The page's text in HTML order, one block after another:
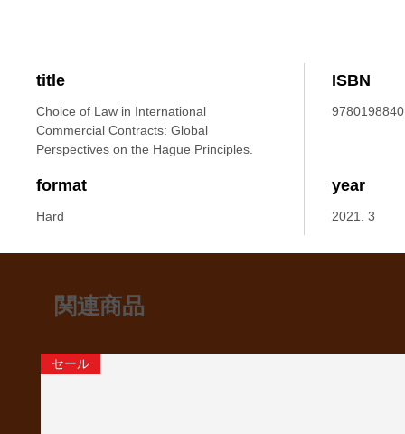
title
Choice of Law in International
Commercial Contracts: Global
Perspectives on the Hague Principles.
ISBN
format
Hard
year
2021. 3
関連商品
セール